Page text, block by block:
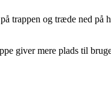
trappen og træde ned på
giver mere plads til